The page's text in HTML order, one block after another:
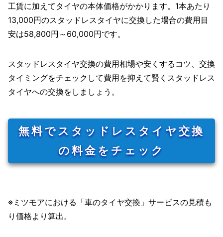
工賃に加えてタイヤの本体価格がかかります。1本あたり
13,000円のスタッドレスタイヤに交換した場合の費用目
安は58,800円～60,000円です。
スタッドレスタイヤ交換の費用相場や安くするコツ、交換
タイミングをチェックして費用を抑えて賢くスタッドレス
タイヤへの交換をしましょう。
無料でスタッドレスタイヤ交換
の料金をチェック
※ミツモアにおける「車のタイヤ交換」サービスの見積も
り価格より算出。